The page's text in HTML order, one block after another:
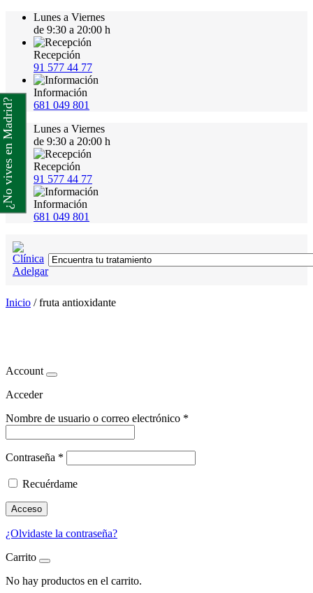
Lunes a Viernes
de 9:30 a 20:00 h
Recepción
91 577 44 77
Información
681 049 801
Lunes a Viernes
de 9:30 a 20:00 h
Recepción
91 577 44 77
Información
681 049 801
Inicio /fruta antioxidante
Account
Acceder
Nombre de usuario o correo electrónico *
Contraseña *
Recuérdame
Acceso
¿Olvidaste la contraseña?
Carrito
No hay productos en el carrito.
¿No vives en Madrid?